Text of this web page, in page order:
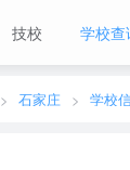
技校 学校查
石家庄 学校